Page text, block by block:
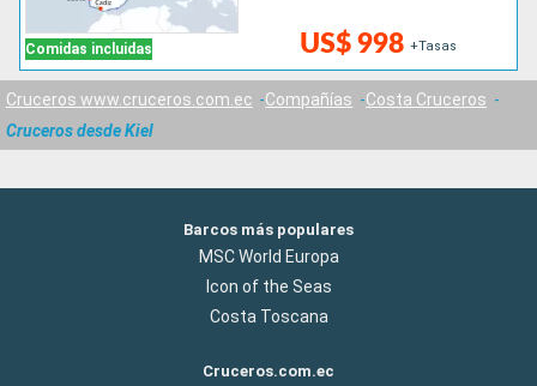
Comidas incluidas US$ 998 +Tasas
Cruceros www.cruceros.com.ec Compañías
Costa Cruceros
Cruceros desde Kiel
Barcos más populares
MSC World Europa
Icon of the Seas
Costa Toscana
Cruceros.com.ec